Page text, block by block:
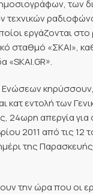
των
τεχνικών
εργάζονται
σταθμό «ΣΚΑΙ»,
«SKAI.GR».
Ενώσεων κηρύσσουν,
κατ εντολή των
24ωρη απεργία για
2011 από τις 12
της
την ώρα που οι